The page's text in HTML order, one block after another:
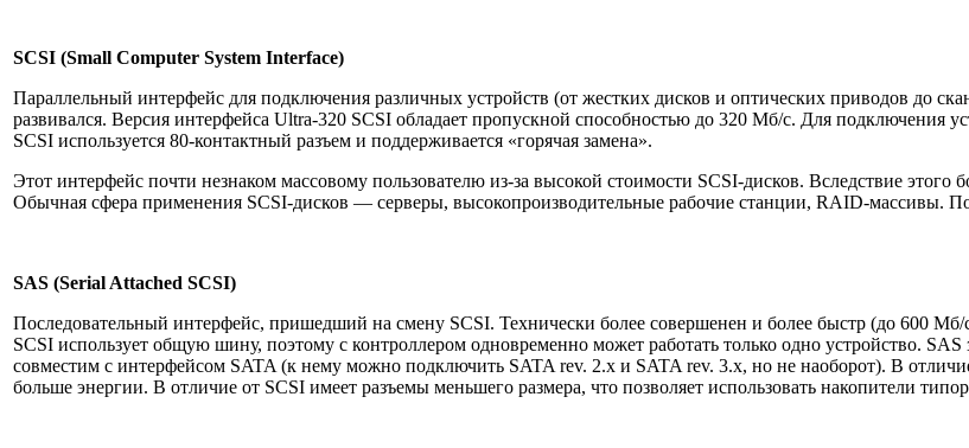
SCSI (Small Computer System Interface)
Параллельный интерфейс для подключения различных устройств (от жестких дисков и оптических приводов до
развивался. Версия интерфейса Ultra-320 SCSI обладает пропускной способностью до 320 Мб/с. Для подключения
SCSI используется 80-контактный разъем и поддерживается «горячая замена».
Этот интерфейс почти незнаком массовому пользователю из-за высокой стоимости SCSI-дисков. Вследствие
Обычная сфера применения SCSI-дисков — серверы, высокопроизводительные рабочие станции, RAID-массивы.
SAS (Serial Attached SCSI)
Последовательный интерфейс, пришедший на смену SCSI. Технически более совершенен и более быстр (до 600
SCSI использует общую шину, поэтому с контроллером одновременно может работать только одно устройство.
совместим с интерфейсом SATA (к нему можно подключить SATA rev. 2.x и SATA rev. 3.x, но не наоборот). В
больше энергии. В отличие от SCSI имеет разъемы меньшего размера, что позволяет использовать накопители